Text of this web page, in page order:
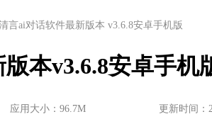
言ai对话软件最新版本 v3.6.8安卓手机版
本v3.6.8安卓手机
应用大小：96.7M
更新时间：